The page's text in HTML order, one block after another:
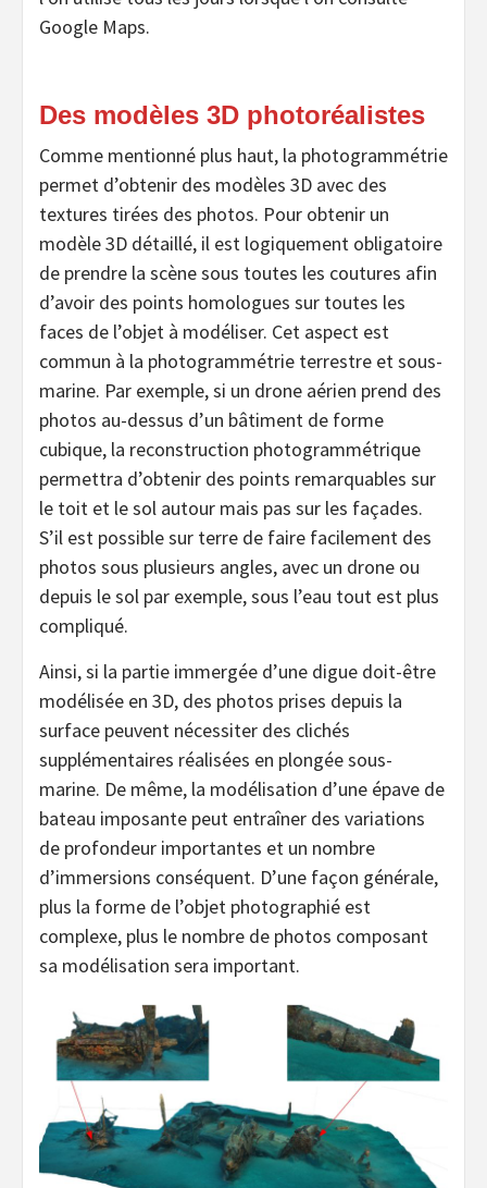
Google Maps.
Des modèles 3D photoréalistes
Comme mentionné plus haut, la photogrammétrie
permet d’obtenir des modèles 3D avec des
textures tirées des photos. Pour obtenir un
modèle 3D détaillé, il est logiquement obligatoire
de prendre la scène sous toutes les coutures afin
d’avoir des points homologues sur toutes les
faces de l’objet à modéliser. Cet aspect est
commun à la photogrammétrie terrestre et sous-
marine. Par exemple, si un drone aérien prend des
photos au-dessus d’un bâtiment de forme
cubique, la reconstruction photogrammétrique
permettra d’obtenir des points remarquables sur
le toit et le sol autour mais pas sur les façades.
S’il est possible sur terre de faire facilement des
photos sous plusieurs angles, avec un drone ou
depuis le sol par exemple, sous l’eau tout est plus
compliqué.
Ainsi, si la partie immergée d’une digue doit-être
modélisée en 3D, des photos prises depuis la
surface peuvent nécessiter des clichés
supplémentaires réalisées en plongée sous-
marine. De même, la modélisation d’une épave de
bateau imposante peut entraîner des variations
de profondeur importantes et un nombre
d’immersions conséquent. D’une façon générale,
plus la forme de l’objet photographié est
complexe, plus le nombre de photos composant
sa modélisation sera important.